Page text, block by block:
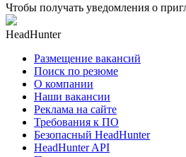
Чтобы получать уведомления о
HeadHunter
Размещение вакансий
Поиск по резюме
О компании
Наши вакансии
Реклама на сайте
Требования к ПО
Безопасный HeadHunter
HeadHunter API